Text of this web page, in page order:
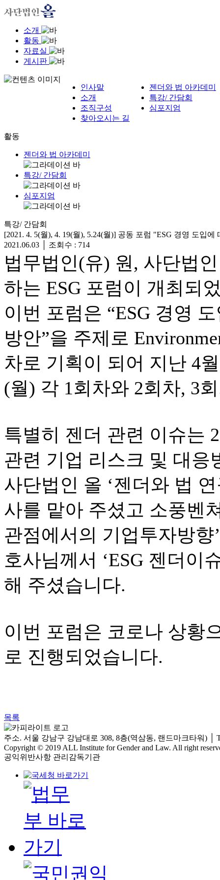
소개
활동
자료실
게시판
인사말
소개
조직구성
찾아오시는 길
젠더와 법 아카데미
특강/ 간담회
심포지엄
활동
젠더와 법 아카데미
특강/ 간담회
심포지엄
특강/ 간담회
[2021. 4. 5(월), 4. 19(월), 5.24(월)] 공동 포럼 "ESG 경영 도입
2021.06.03
조회수 : 714
법무법인(유) 원, 사단법
하는 ESG 포럼이 개최되
이번 포럼은 “ESG 경영
방안”을 주제로
차로 기획이 되어 지난 4
(월) 각 1회차와 2회차, 3
특별히 젠더 관련 이슈는
관련 기업 리스크 및 대응
사단법인 올 ‘젠더와 법
사를 맡아 주셨고 소풍벤
관점에서의 기업투자방
호사님께서 ‘ESG 젠더이
해 주셨습니다.
이번 포럼은 코로나 상황
로 진행되었습니다.
목록
주소. 서울 강남구 강남대로 308, 8층(역삼동, 랜드마크타워)
Copyright © 2019 ALL Institute for Gender and Law. All right
공익위반사항 관리감독기관